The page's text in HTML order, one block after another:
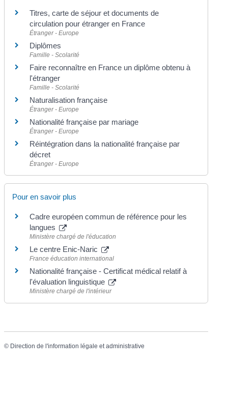
Titres, carte de séjour et documents de
circulation pour étranger en France
Étranger - Europe
Diplômes
Famille - Scolarité
Faire reconnaître en France un diplôme obtenu à
l'étranger
Famille - Scolarité
Naturalisation française
Étranger - Europe
Nationalité française par mariage
Étranger - Europe
Réintégration dans la nationalité française par
décret
Étranger - Europe
Pour en savoir plus
Cadre européen commun de référence pour les
langues
Ministère chargé de l'éducation
Le centre Enic-Naric
France éducation international
Nationalité française - Certificat médical relatif à
l'évaluation linguistique
Ministère chargé de l'intérieur
© Direction de l'information légale et administrative